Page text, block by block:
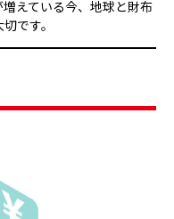
えている今、地球と財布
です。